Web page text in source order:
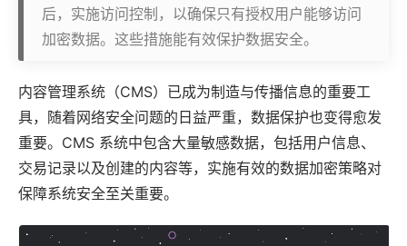
后，实施访问控制，以确保只有授权用户能够访问
加密数据。这些措施能有效保护数据安全。
内容管理系统 （CMS）已成为制造与传播信息的重要工
具，随着网络安全问题的日益严重，数据保护也变得愈发
重要。 CMS 系统中包含大量敏感数据，包括用户信息、
交易记录以及创建的内容等，实施有效的数据加密策略对
保障系统安全至关重要。